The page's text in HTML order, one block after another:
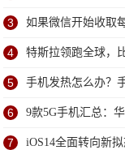
3 如果微信开始收取
4 特斯拉领跑全球，
5 手机发热怎么办？
6 9款5G手机汇总：
到
7 iOS14全面转向新